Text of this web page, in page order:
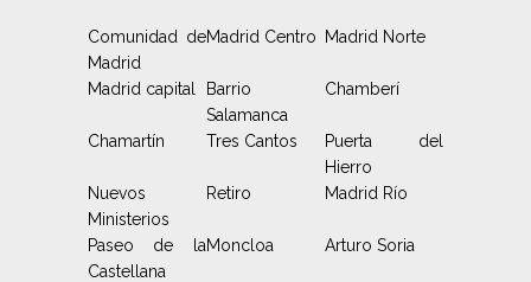
Comunidad de
Madrid
Madrid Centro Madrid Norte
Madrid capital
Barrio
Salamanca
Chamberí
Chamartín Tres Cantos
Puerta del
Hierro
Nuevos
Ministerios
Retiro Madrid Río
Paseo de la
Castellana
Moncloa Arturo Soria